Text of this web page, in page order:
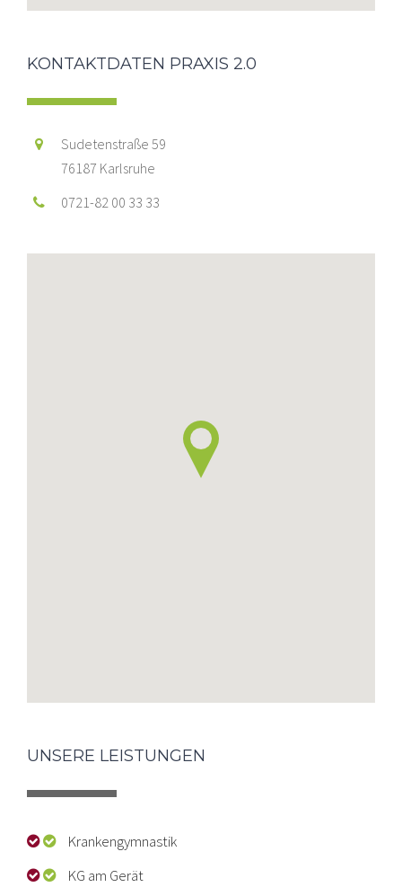
KONTAKTDATEN PRAXIS 2.0
Sudetenstraße 59
76187 Karlsruhe
0721-82 00 33 33
UNSERE LEISTUNGEN
Krankengymnastik
KG am Gerät